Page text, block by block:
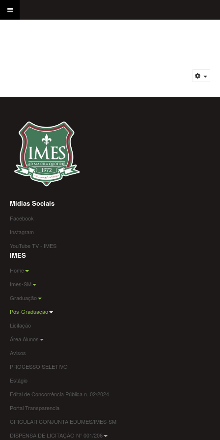
Mídias Sociais
Facebook
Instagram
YouTube TV - IMES
IMES
Home
Imes-SM
Graduação
Pós-Graduação
Licitação
Área Alunos
Avisos
PROCESSO SELETIVO
Estágio
Edital de Concorrência Pública n. 02/2024
Portal Transparencia
CIRCULAR CONJUNTA EDUMES/IMES-SM
DISPENSA DE LICITAÇÃO N° 001/206